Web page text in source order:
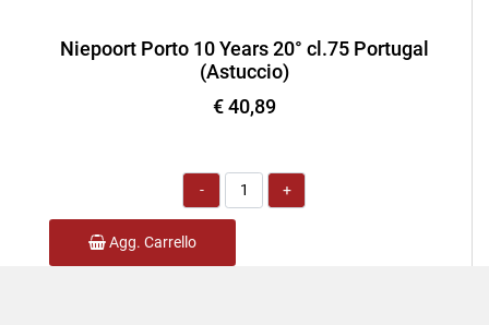
Niepoort Porto 10 Years 20° cl.75 Portugal
(Astuccio)
€ 40,89
Quantità
Agg. Carrello